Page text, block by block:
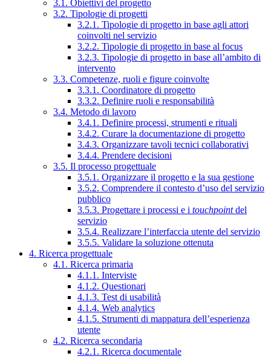
3.1. Obiettivi del progetto
3.2. Tipologie di progetti
3.2.1. Tipologie di progetto in base agli attori
coinvolti nel servizio
3.2.2. Tipologie di progetto in base al focus
3.2.3. Tipologie di progetto in base all’ambito di
intervento
3.3. Competenze, ruoli e figure coinvolte
3.3.1. Coordinatore di progetto
3.3.2. Definire ruoli e responsabilità
3.4. Metodo di lavoro
3.4.1. Definire processi, strumenti e rituali
3.4.2. Curare la documentazione di progetto
3.4.3. Organizzare tavoli tecnici collaborativi
3.4.4. Prendere decisioni
3.5. Il processo progettuale
3.5.1. Organizzare il progetto e la sua gestione
3.5.2. Comprendere il contesto d’uso del servizio
pubblico
3.5.3. Progettare i processi e i touchpointdel
servizio
3.5.4. Realizzare l’interfaccia utente del servizio
3.5.5. Validare la soluzione ottenuta
4. Ricerca progettuale
4.1. Ricerca primaria
4.1.1. Interviste
4.1.2. Questionari
4.1.3. Test di usabilità
4.1.4. Web analytics
4.1.5. Strumenti di mappatura dell’esperienza
utente
4.2. Ricerca secondaria
4.2.1. Ricerca documentale